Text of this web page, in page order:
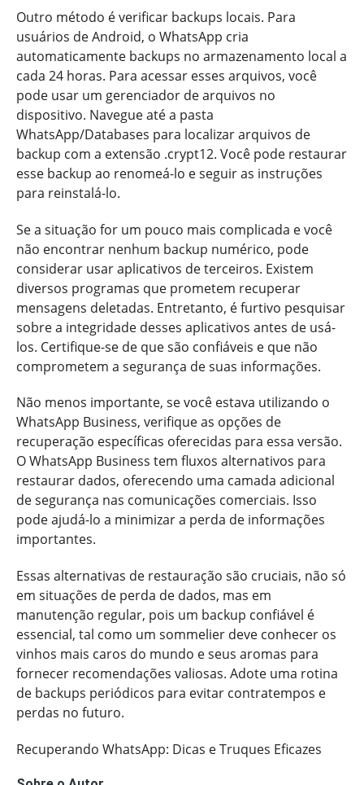
Outro método é verificar backups locais. Para
usuários de Android, o WhatsApp cria
automaticamente backups no armazenamento local a
cada 24 horas. Para acessar esses arquivos, você
pode usar um gerenciador de arquivos no
dispositivo. Navegue até a pasta
WhatsApp/Databases para localizar arquivos de
backup com a extensão .crypt12. Você pode restaurar
esse backup ao renomeá-lo e seguir as instruções
para reinstalá-lo.
Se a situação for um pouco mais complicada e você
não encontrar nenhum backup numérico, pode
considerar usar aplicativos de terceiros. Existem
diversos programas que prometem recuperar
mensagens deletadas. Entretanto, é furtivo pesquisar
sobre a integridade desses aplicativos antes de usá-
los. Certifique-se de que são confiáveis e que não
comprometem a segurança de suas informações.
Não menos importante, se você estava utilizando o
WhatsApp Business, verifique as opções de
recuperação específicas oferecidas para essa versão.
O WhatsApp Business tem fluxos alternativos para
restaurar dados, oferecendo uma camada adicional
de segurança nas comunicações comerciais. Isso
pode ajudá-lo a minimizar a perda de informações
importantes.
Essas alternativas de restauração são cruciais, não só
em situações de perda de dados, mas em
manutenção regular, pois um backup confiável é
essencial, tal como um sommelier deve conhecer os
vinhos mais caros do mundo e seus aromas para
fornecer recomendações valiosas. Adote uma rotina
de backups periódicos para evitar contratempos e
perdas no futuro.
Recuperando WhatsApp: Dicas e Truques Eficazes